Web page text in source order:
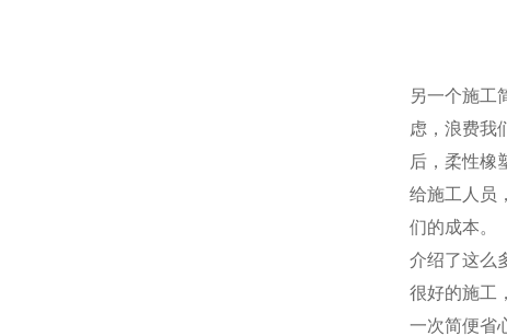
另一个施工
虑，浪费我
后，柔性橡
给施工人员
们的成本。
介绍了这么
很好的施工
一次简便省